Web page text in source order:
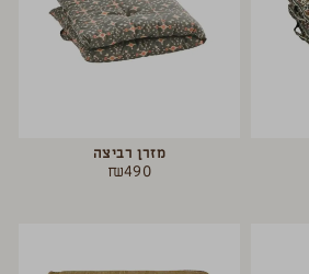
מזרן רביצה
₪490